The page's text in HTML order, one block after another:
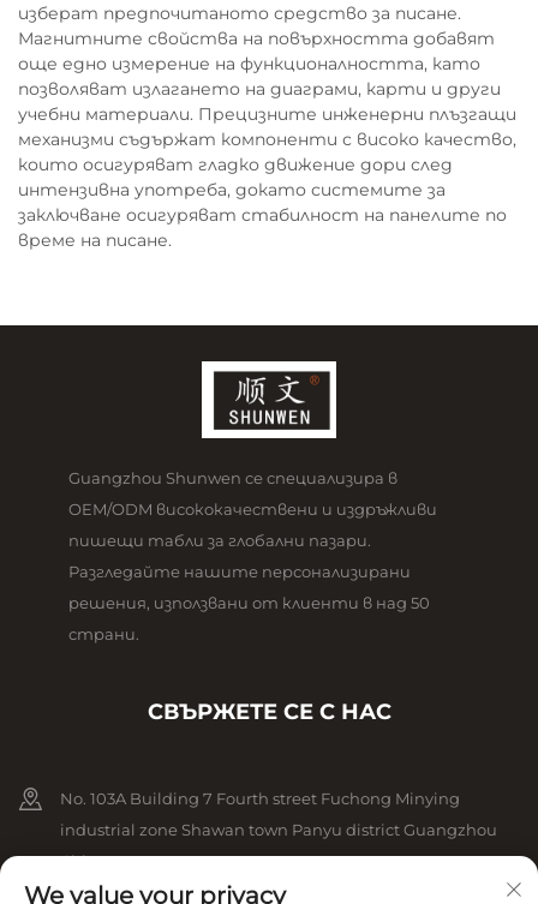
изберат предпочитаното средство за писане.
Магнитните свойства на повърхността добавят
още едно измерение на функционалността, като
позволяват излагането на диаграми, карти и други
учебни материали. Прецизните инженерни плъзгащи
механизми съдържат компоненти с високо качество,
които осигуряват гладко движение дори след
интензивна употреба, докато системите за
заключване осигуряват стабилност на панелите по
време на писане.
Guangzhou Shunwen се специализира в
OEM/ODM висококачествени и издръжливи
пишещи табли за глобални пазари.
Разгледайте нашите персонализирани
решения, използвани от клиенти в над 50
страни.
СВЪРЖЕТЕ СЕ С НАС
No. 103A Building 7 Fourth street Fuchong Minying
industrial zone Shawan town Panyu district Guangzhou
China
We value your privacy